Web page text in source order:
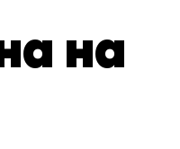
на